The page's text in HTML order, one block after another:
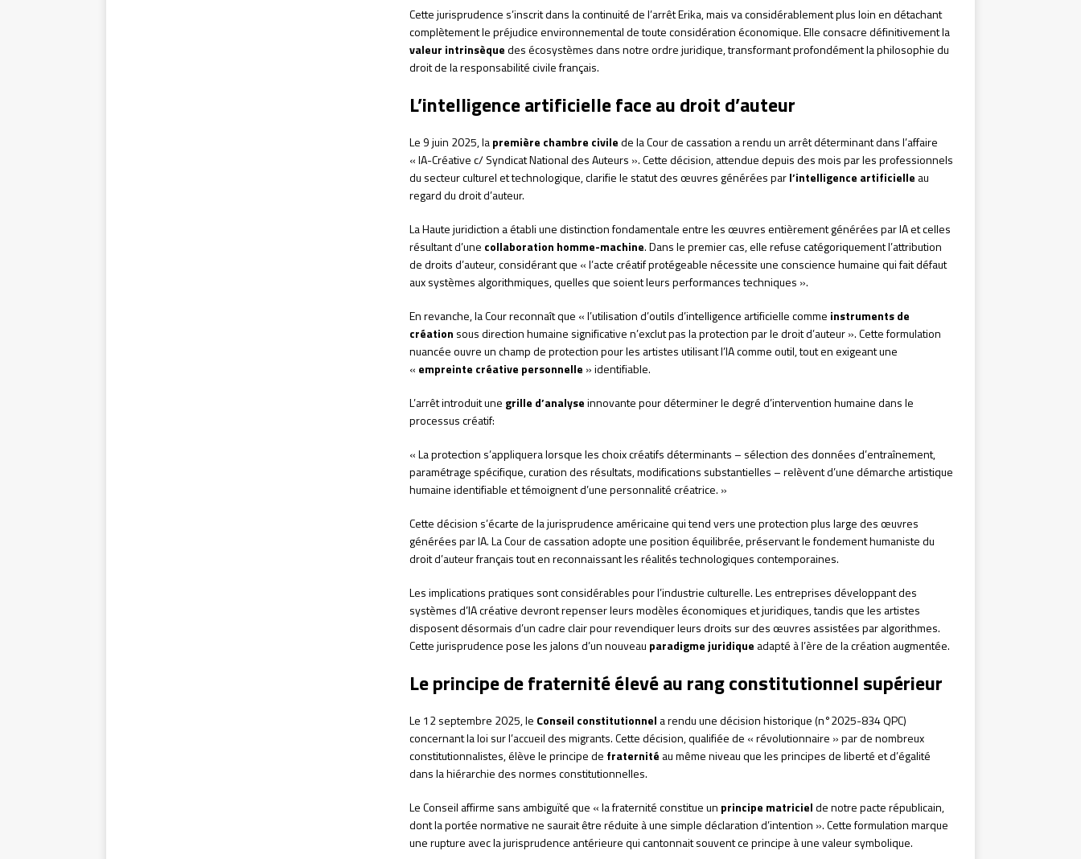
Cette jurisprudence s’inscrit dans la continuité de l’arrêt Erika, mais va considérablement plus loin en détachant
complètement le préjudice environnemental de toute considération économique. Elle consacre définitivement la
valeur intrinsèquedes écosystèmes dans notre ordre juridique, transformant profondément la philosophie du
droit de la responsabilité civile français.
L’intelligence artificielle face au droit d’auteur
Le 9 juin 2025, lapremière chambre civilede la Cour de cassation a rendu un arrêt déterminant dans l’affaire
« IA-Créative c/ Syndicat National des Auteurs ». Cette décision, attendue depuis des mois par les professionnels
du secteur culturel et technologique, clarifie le statut des œuvres générées parl’intelligence artificielle au
regard du droit d’auteur.
La Haute juridiction a établi une distinction fondamentale entre les œuvres entièrement générées par IA et celles
résultant d’une collaboration homme-machine. Dans le premier cas, elle refuse catégoriquement l’attribution
de droits d’auteur, considérant que « l’acte créatif protégeable nécessite une conscience humaine qui fait défaut
aux systèmes algorithmiques, quelles que soient leurs performances techniques ».
En revanche, la Cour reconnaît que « l’utilisation d’outils d’intelligence artificielle comme instruments de
création sous direction humaine significative n’exclut pas la protection par le droit d’auteur ». Cette formulation
nuancée ouvre un champ de protection pour les artistes utilisant l’IA comme outil, tout en exigeant une
« empreinte créative personnelle » identifiable.
L’arrêt introduit une grille d’analyseinnovante pour déterminer le degré d’intervention humaine dans le
processus créatif:
« La protection s’appliquera lorsque les choix créatifs déterminants – sélection des données d’entraînement,
paramétrage spécifique, curation des résultats, modifications substantielles – relèvent d’une démarche artistique
humaine identifiable et témoignent d’une personnalité créatrice. »
Cette décision s’écarte de la jurisprudence américaine qui tend vers une protection plus large des œuvres
générées par IA. La Cour de cassation adopte une position équilibrée, préservant le fondement humaniste du
droit d’auteur français tout en reconnaissant les réalités technologiques contemporaines.
Les implications pratiques sont considérables pour l’industrie culturelle. Les entreprises développant des
systèmes d’IA créative devront repenser leurs modèles économiques et juridiques, tandis que les artistes
disposent désormais d’un cadre clair pour revendiquer leurs droits sur des œuvres assistées par algorithmes.
Cette jurisprudence pose les jalons d’un nouveau paradigme juridique adapté à l’ère de la création augmentée.
Le principe de fraternité élevé au rang constitutionnel supérieur
Le 12 septembre 2025, le Conseil constitutionnel a rendu une décision historique (n°2025-834 QPC)
concernant la loi sur l’accueil des migrants. Cette décision, qualifiée de « révolutionnaire » par de nombreux
constitutionnalistes, élève le principe de fraternité au même niveau que les principes de liberté et d’égalité
dans la hiérarchie des normes constitutionnelles.
Le Conseil affirme sans ambiguïté que « la fraternité constitue un principe matricielde notre pacte républicain,
dont la portée normative ne saurait être réduite à une simple déclaration d’intention ». Cette formulation marque
une rupture avec la jurisprudence antérieure qui cantonnait souvent ce principe à une valeur symbolique.